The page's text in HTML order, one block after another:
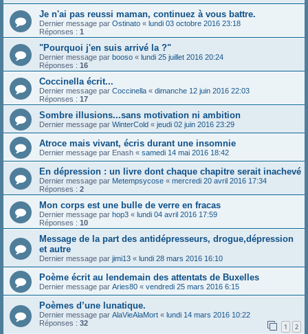
Je n'ai pas reussi maman, continuez à vous battre.
Dernier message par Ostinato « lundi 03 octobre 2016 23:18
Réponses : 1
"Pourquoi j'en suis arrivé la ?"
Dernier message par booso « lundi 25 juillet 2016 20:24
Réponses : 16
Coccinella écrit...
Dernier message par Coccinella « dimanche 12 juin 2016 22:03
Réponses : 17
Sombre illusions...sans motivation ni ambition
Dernier message par WinterCold « jeudi 02 juin 2016 23:29
Atroce mais vivant, écris durant une insomnie
Dernier message par Enash « samedi 14 mai 2016 18:42
En dépression : un livre dont chaque chapitre serait inachevé
Dernier message par Metempsycose « mercredi 20 avril 2016 17:34
Réponses : 2
Mon corps est une bulle de verre en fracas
Dernier message par hop3 « lundi 04 avril 2016 17:59
Réponses : 10
Message de la part des antidépresseurs, drogue,dépression
et autre
Dernier message par jimi13 « lundi 28 mars 2016 16:10
Poème écrit au lendemain des attentats de Buxelles
Dernier message par Aries80 « vendredi 25 mars 2016 6:15
Poèmes d’une lunatique.
Dernier message par AlaVieAlaMort « lundi 14 mars 2016 10:22
Réponses : 32 1 2